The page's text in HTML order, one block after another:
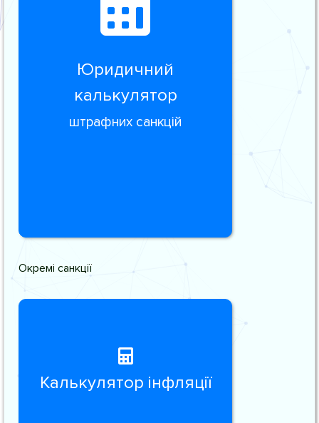
Юридичний
калькулятор
штрафних санкцій
Окремі санкції
Калькулятор інфляції